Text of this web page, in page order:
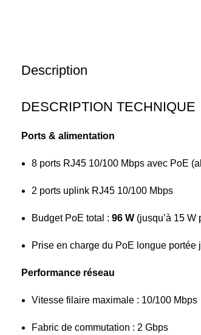
Description
DESCRIPTION TECHNIQUE
Ports & alimentation
8 ports RJ45 10/100 Mbps avec PoE
2 ports uplink RJ45 10/100 Mbps
Budget PoE total : 96 W (jusqu’à 15 W
Prise en charge du PoE longue portée
Performance réseau
Vitesse filaire maximale : 10/100 Mbps
Fabric de commutation : 2 Gbps